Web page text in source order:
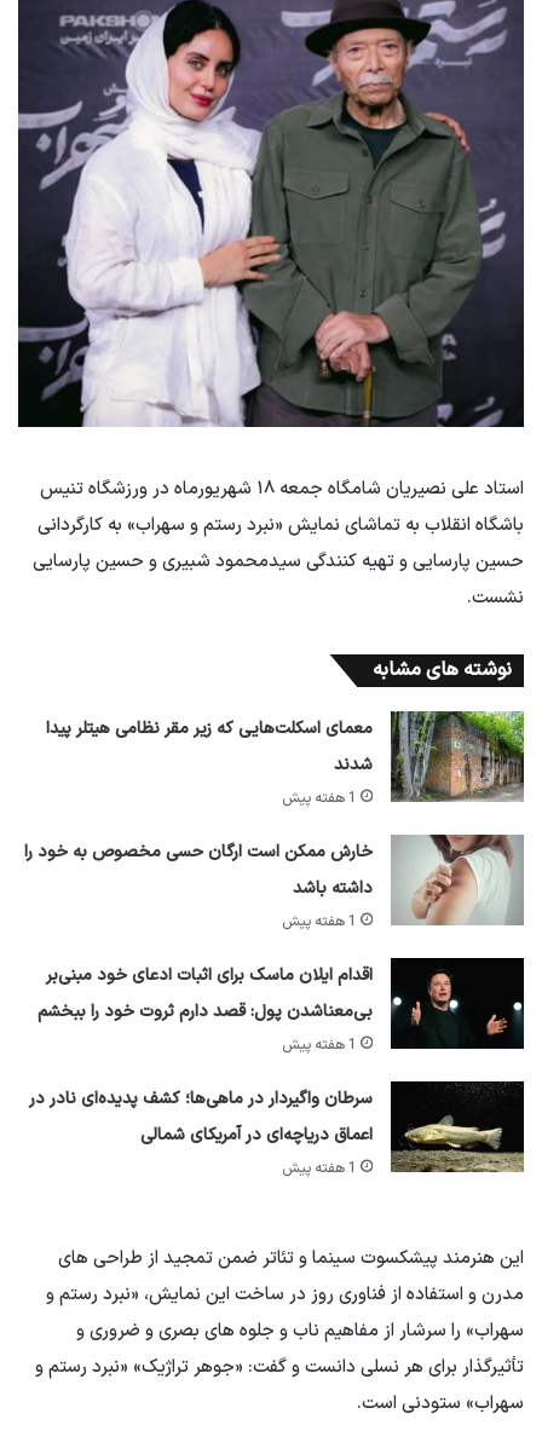
استاد علی نصیریان شامگاه جمعه ۱۸ شهریورماه در ورزشگاه تنیس
باشگاه انقلاب به تماشای نمایش «نبرد رستم و سهراب» به کارگردانی
حسین پارسایی و تهیه کنندگی سیدمحمود شبیری و حسین پارسایی
نشست.
نوشته های مشابه
معمای اسکلت‌هایی که زیر مقر نظامی هیتلر پیدا
شدند
1 هفته پیش
خارش ممکن است ارگان حسی مخصوص به خود را
داشته باشد
1 هفته پیش
اقدام ایلان ماسک برای اثبات ادعای خود مبنی‌بر
بی‌معناشدن پول: قصد دارم ثروت خود را ببخشم
1 هفته پیش
سرطان واگیردار در ماهی‌ها؛ کشف پدیده‌ای نادر در
اعماق دریاچه‌ای در آمریکای شمالی
1 هفته پیش
این هنرمند پیشکسوت سینما و تئاتر ضمن تمجید از طراحی های
مدرن و استفاده از فناوری روز در ساخت این نمایش، «نبرد رستم و
سهراب» را سرشار از مفاهیم ناب و جلوه های بصری و ضروری و
تأثیرگذار برای هر نسلی دانست و گفت: «جوهر تراژیک» «نبرد رستم و
سهراب» ستودنی است.